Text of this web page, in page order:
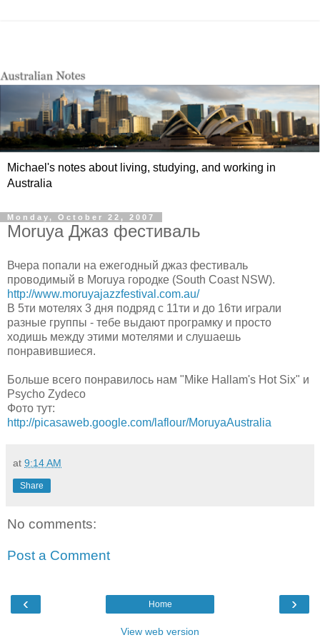
Michael's notes about living, studying, and working in
Australia
Monday, October 22, 2007
Moruya Джаз фестиваль
Вчера попали на ежегодный джаз фестиваль
проводимый в Moruya городке (South Coast NSW).
http://www.moruyajazzfestival.com.au/
В 5ти мотелях 3 дня подряд с 11ти и до 16ти играли
разные группы - тебе выдают програмку и просто
ходишь между этими мотелями и слушаешь
понравившиеся.
Больше всего понравилось нам "Mike Hallam's Hot Six" и
Psycho Zydeco
Фото тут:
http://picasaweb.google.com/laflour/MoruyaAustralia
at 9:14 AM
Share
No comments:
Post a Comment
‹ ›
Home
View web version